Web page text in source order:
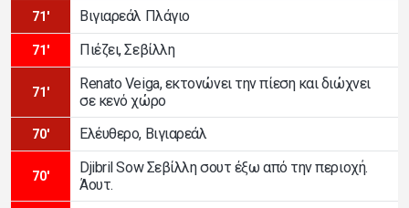
71' Βιγιαρεάλ Πλάγιο
71' Πιέζει, Σεβίλλη
71'
Renato Veiga, εκτονώνει την πίεση και διώχνει
σε κενό χώρο
70' Ελέυθερο, Βιγιαρεάλ
70'
Djibril Sow Σεβίλλη σουτ έξω από την περιοχή.
Άουτ.